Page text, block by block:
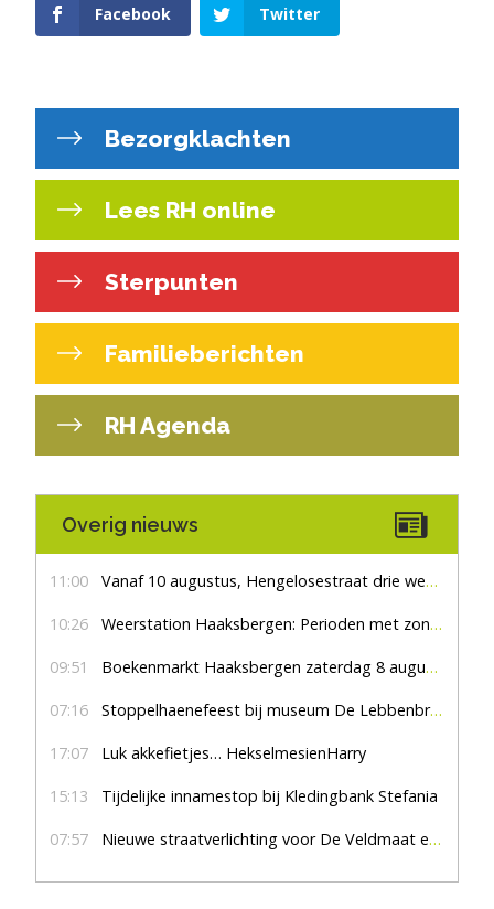
Facebook Twitter
Bezorgklachten
Lees RH online
Sterpunten
Familieberichten
RH Agenda
Overig nieuws
11:00 Vanaf 10 augustus, Hengelosestraat drie weken dicht voor doorgaand verkeer
10:26 Weerstation Haaksbergen: Perioden met zon en droog
09:51 Boekenmarkt Haaksbergen zaterdag 8 augustus, marktplein Haaksbergen
07:16 Stoppelhaenefeest bij museum De Lebbenbrugge
17:07 Luk akkefietjes… HekselmesienHarry
15:13 Tijdelijke innamestop bij Kledingbank Stefania
07:57 Nieuwe straatverlichting voor De Veldmaat en De Pas